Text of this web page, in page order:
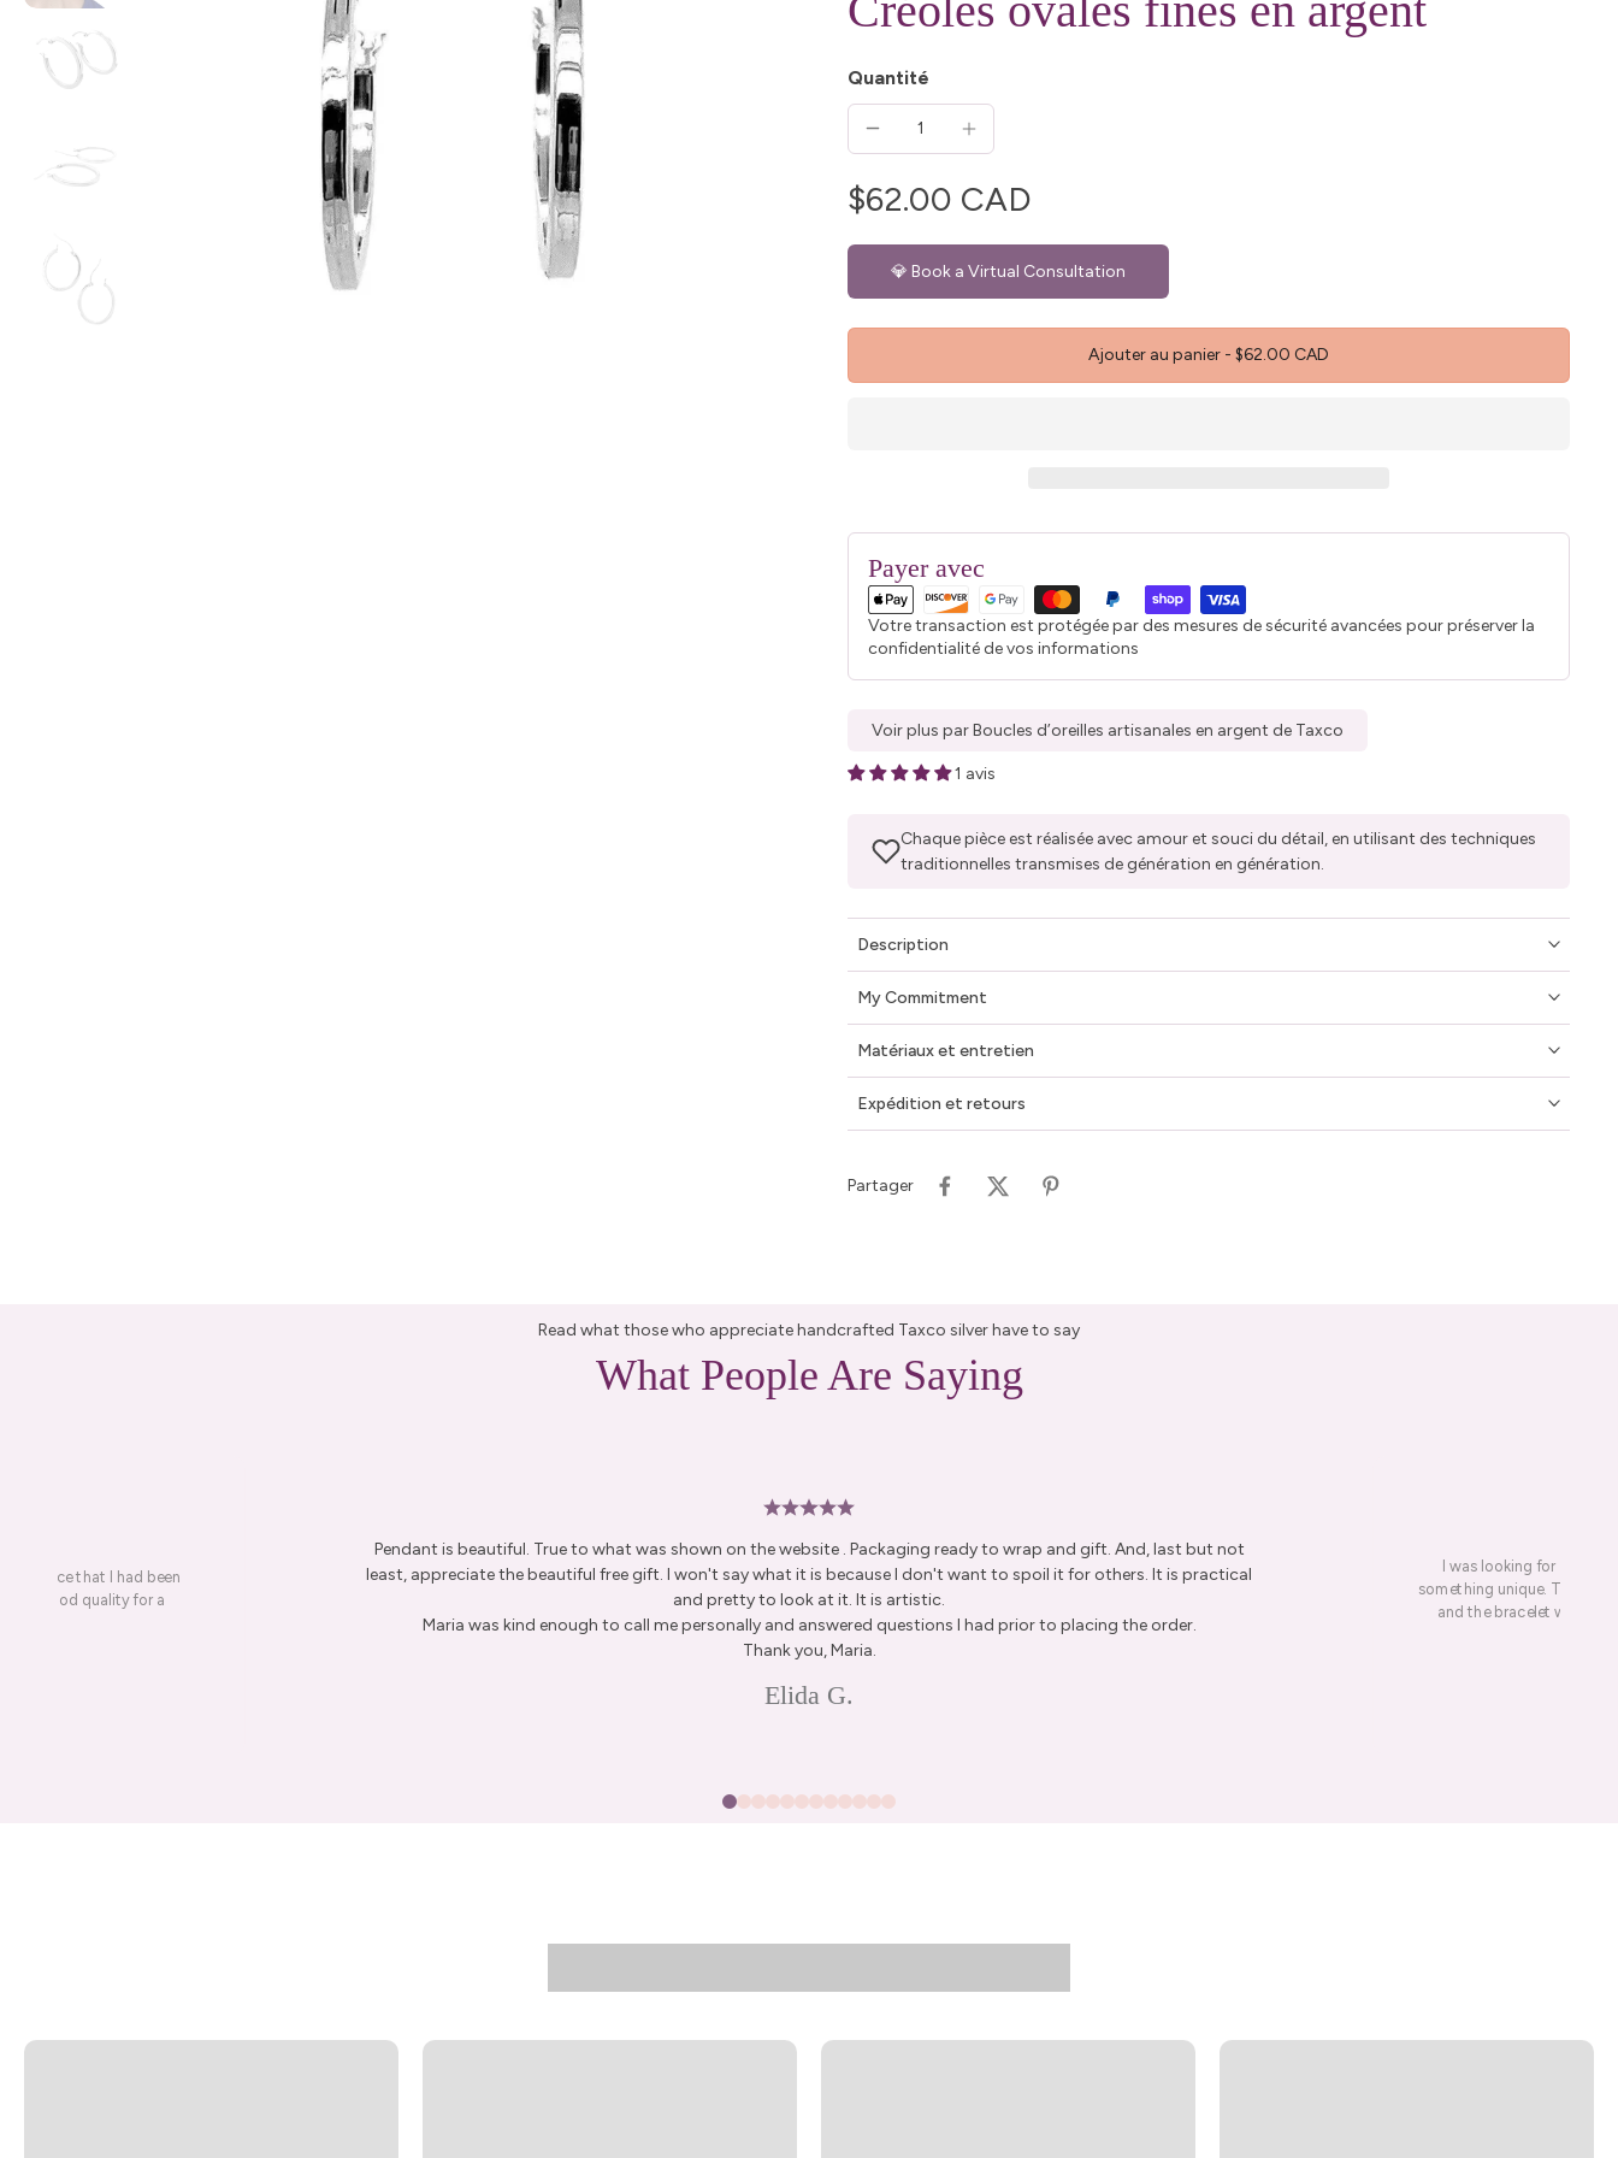
Quantité
$62.00 CAD
💎 Book a Virtual Consultation
Ajouter au panier - $62.00 CAD
Payer avec
Votre transaction est protégée par des mesures de sécurité avancées pour préserver la
confidentialité de vos informations
Voir plus par Boucles d’oreilles artisanales en argent de Taxco
1 avis
Chaque pièce est réalisée avec amour et souci du détail, en utilisant des techniques
traditionnelles transmises de génération en génération.
Description
My Commitment
Matériaux et entretien
Expédition et retours
Partager
Read what those who appreciate handcrafted Taxco silver have to say
What People Are Saying
a piece that I had been
is good quality for a
Pendant is beautiful. True to what was shown on the website . Packaging ready to wrap and gift. And, last but not
least, appreciate the beautiful free gift. I won't say what it is because I don't want to spoil it for others. It is practical
and pretty to look at it. It is artistic.
Maria was kind enough to call me personally and answered questions I had prior to placing the order.
Thank you, Maria.
Elida G.
I was looking for a
something unique. This led
and the bracelet was
Join Now